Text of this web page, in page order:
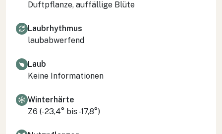
Duftpflanze, auffällige Blüte
Laubrhythmus
laubabwerfend
Laub
Keine Informationen
Winterhärte
Z6 (-23,4° bis -17,8°)